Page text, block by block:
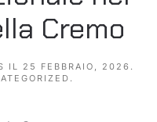
Cremo
IL 25 FEBBRAIO, 2026 .
.